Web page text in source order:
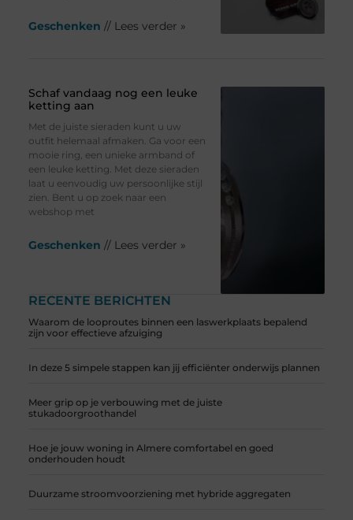
RECENTE BERICHTEN
Waarom de looproutes binnen een laswerkplaats bepalend
zijn voor effectieve afzuiging
In deze 5 simpele stappen kan jij efficiënter onderwijs plannen
Meer grip op je verbouwing met de juiste
stukadoorgroothandel
Hoe je jouw woning in Almere comfortabel en goed
onderhouden houdt
Duurzame stroomvoorziening met hybride aggregaten
Geschenken // Lees verder »
Schaf vandaag nog een leuke
ketting aan
Met de juiste sieraden kunt u uw
outfit helemaal afmaken. Ga voor een
mooie ring, een unieke armband of
een leuke ketting. Met deze sieraden
laat u eenvoudig uw persoonlijke stijl
zien. Bent u op zoek naar een
webshop met
Geschenken // Lees verder »